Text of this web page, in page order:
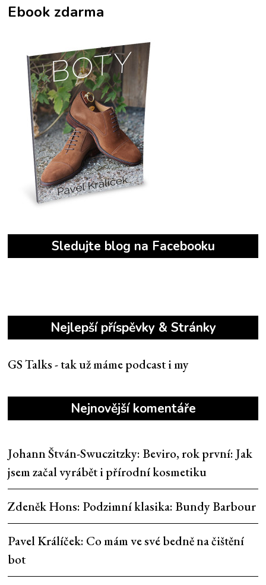
Ebook zdarma
Sledujte blog na Facebooku
Nejlepší příspěvky & Stránky
GS Talks - tak už máme podcast i my
Nejnovější komentáře
Johann Štván-Swuczitzky: Beviro, rok první: Jak
jsem začal vyrábět i přírodní kosmetiku
Zdeněk Hons: Podzimní klasika: Bundy Barbour
Pavel Králíček: Co mám ve své bedně na čištění
bot